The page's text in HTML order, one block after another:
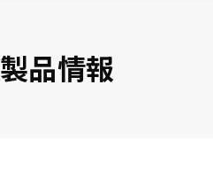
製品情報